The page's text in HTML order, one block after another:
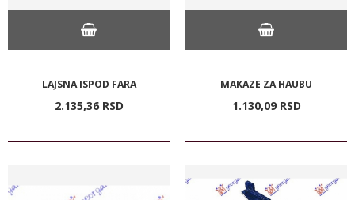
LAJSNA ISPOD FARA
2.135,36 RSD
MAKAZE ZA HAUBU
1.130,09 RSD